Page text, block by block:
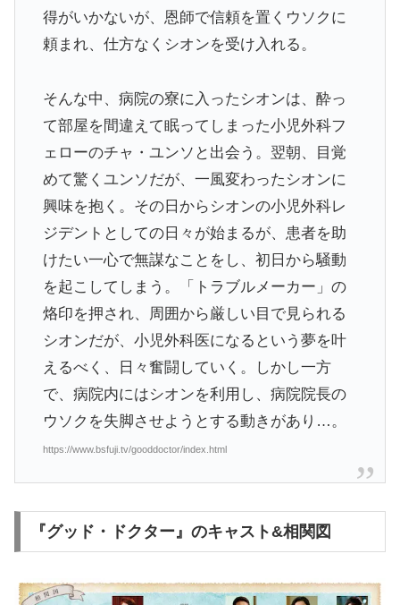
得がいかないが、恩師で信頼を置くウソクに
頼まれ、仕方なくシオンを受け入れる。
そんな中、病院の寮に入ったシオンは、酔っ
て部屋を間違えて眠ってしまった小児外科フ
ェローのチャ・ユンソと出会う。翌朝、目覚
めて驚くユンソだが、一風変わったシオンに
興味を抱く。その日からシオンの小児外科レ
ジデントとしての日々が始まるが、患者を助
けたい一心で無謀なことをし、初日から騒動
を起こしてしまう。「トラブルメーカー」の
烙印を押され、周囲から厳しい目で見られる
シオンだが、小児外科医になるという夢を叶
えるべく、日々奮闘していく。しかし一方
で、病院内にはシオンを利用し、病院院長の
ウソクを失脚させようとする動きがあり…。
https://www.bsfuji.tv/gooddoctor/index.html
『グッド・ドクター』のキャスト&相関図